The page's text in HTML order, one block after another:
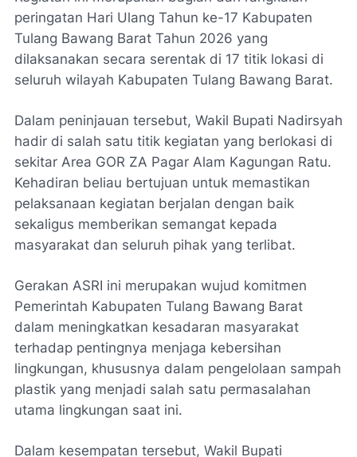
peringatan Hari Ulang Tahun ke-17 Kabupaten
Tulang Bawang Barat Tahun 2026 yang
dilaksanakan secara serentak di 17 titik lokasi di
seluruh wilayah Kabupaten Tulang Bawang Barat.
Dalam peninjauan tersebut, Wakil Bupati Nadirsyah
hadir di salah satu titik kegiatan yang berlokasi di
sekitar Area GOR ZA Pagar Alam Kagungan Ratu.
Kehadiran beliau bertujuan untuk memastikan
pelaksanaan kegiatan berjalan dengan baik
sekaligus memberikan semangat kepada
masyarakat dan seluruh pihak yang terlibat.
Gerakan ASRI ini merupakan wujud komitmen
Pemerintah Kabupaten Tulang Bawang Barat
dalam meningkatkan kesadaran masyarakat
terhadap pentingnya menjaga kebersihan
lingkungan, khususnya dalam pengelolaan sampah
plastik yang menjadi salah satu permasalahan
utama lingkungan saat ini.
Dalam kesempatan tersebut, Wakil Bupati